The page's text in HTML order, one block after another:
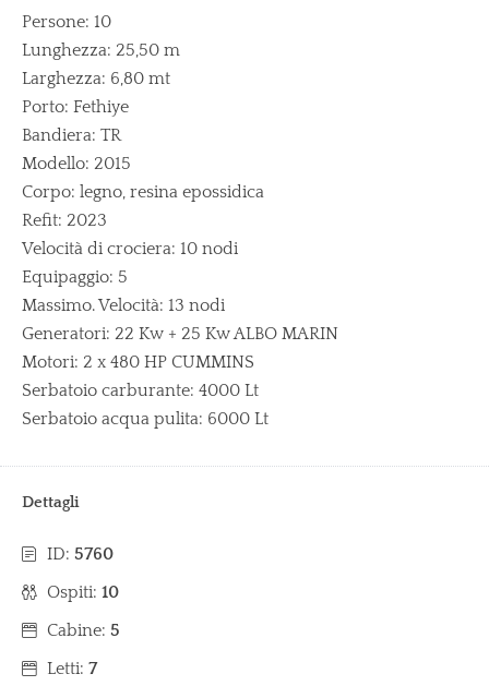
Persone: 10
Lunghezza: 25,50 m
Larghezza: 6,80 mt
Porto: Fethiye
Bandiera: TR
Modello: 2015
Corpo: legno, resina epossidica
Refit: 2023
Velocità di crociera: 10 nodi
Equipaggio: 5
Massimo. Velocità: 13 nodi
Generatori: 22 Kw + 25 Kw ALBO MARIN
Motori: 2 x 480 HP CUMMINS
Serbatoio carburante: 4000 Lt
Serbatoio acqua pulita: 6000 Lt
Dettagli
ID: 5760
Ospiti: 10
Cabine: 5
Letti: 7